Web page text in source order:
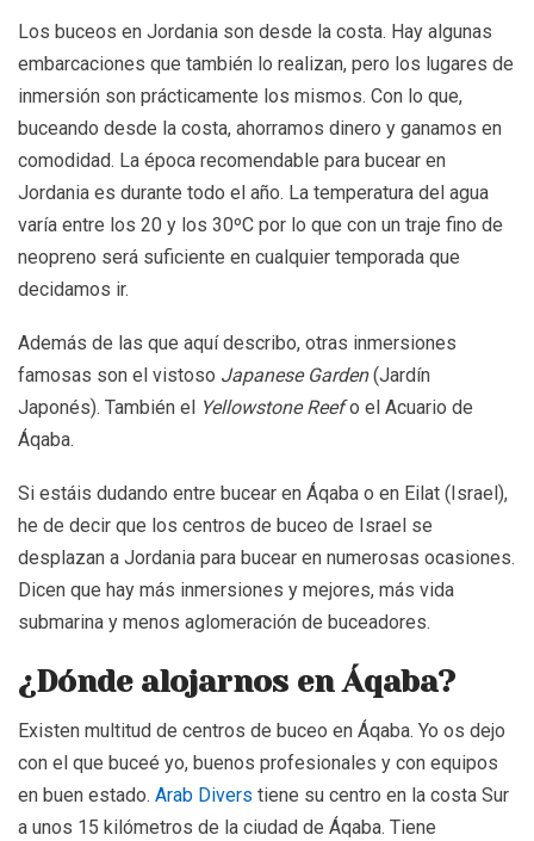
Los buceos en Jordania son desde la costa. Hay algunas
embarcaciones que también lo realizan, pero los lugares de
inmersión son prácticamente los mismos. Con lo que,
buceando desde la costa, ahorramos dinero y ganamos en
comodidad. La época recomendable para bucear en
Jordania es durante todo el año. La temperatura del agua
varía entre los 20 y los 30ºC por lo que con un traje fino de
neopreno será suficiente en cualquier temporada que
decidamos ir.
Además de las que aquí describo, otras inmersiones
famosas son el vistoso Japanese Garden(Jardín
Japonés). También el Yellowstone Reefo el Acuario de
Áqaba.
Si estáis dudando entre bucear en Áqaba o en Eilat (Israel),
he de decir que los centros de buceo de Israel se
desplazan a Jordania para bucear en numerosas ocasiones.
Dicen que hay más inmersiones y mejores, más vida
submarina y menos aglomeración de buceadores.
¿Dónde alojarnos en Áqaba?
Existen multitud de centros de buceo en Áqaba. Yo os dejo
con el que buceé yo, buenos profesionales y con equipos
en buen estado. Arab Divers tiene su centro en la costa Sur
a unos 15 kilómetros de la ciudad de Áqaba. Tiene